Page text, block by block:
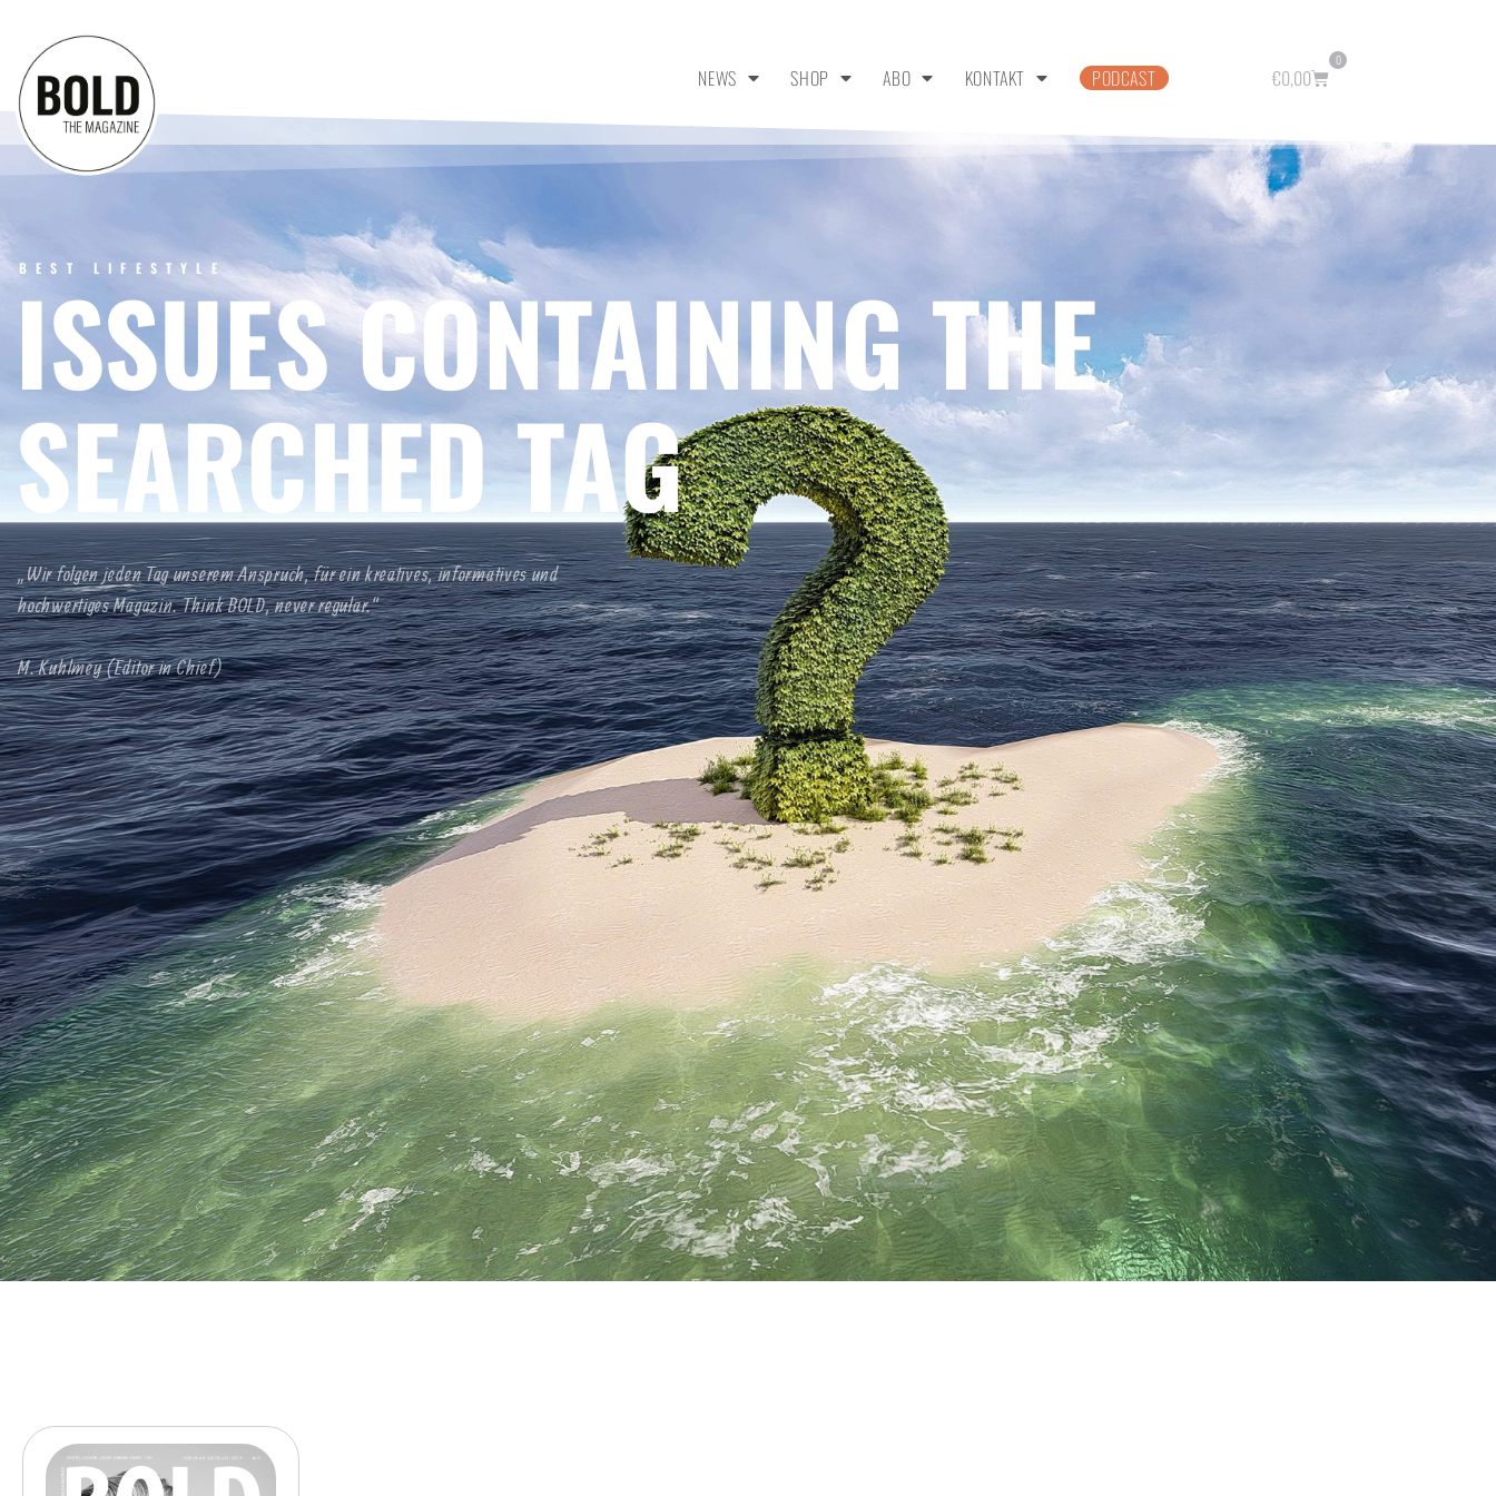
NEWS SHOP ABO KONTAKT PODCAST €0,00
0
BEST LIFESTYLE
ISSUES CONTAINING THE
SEARCHED TAG
„Wir folgen jeden Tag unserem Anspruch, für ein kreatives, informatives und
hochwertiges Magazin. Think BOLD, never regular.“
M. Kuhlmey (Editor in Chief)